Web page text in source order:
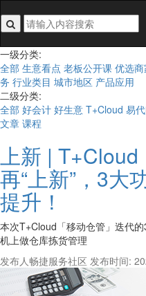
一级分类:
全部 生意看点 老板公开课 优选商
务 行业类目 城市地区 产品应用
二级分类:
全部 好会计 好生意 T+Cloud 易
文章 课程
上新 | T+Cloud
再“上新”，3大
提升！
本次T+Cloud「移动仓管」迭代
机上做仓库拣货管理
发布人畅捷服务社区 发布时间: